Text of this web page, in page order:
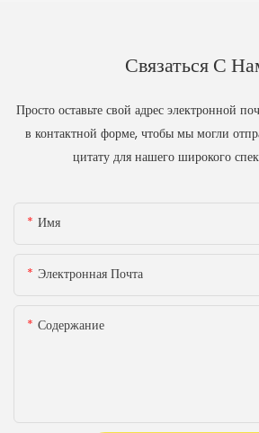
Связаться С
Просто оставьте свой адрес электронной
в контактной форме, чтобы мы могли
цитату для нашего широкого
Имя
Электронная Почта
Содержание